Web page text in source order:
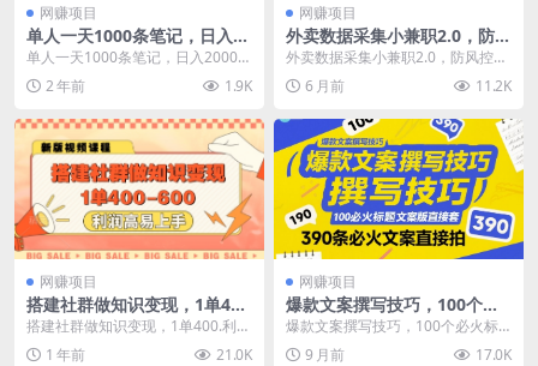
网赚项目
单人一天1000条笔记，日入20
00+，BOSS直聘的正确玩法
【揭秘】
单人一天1000条笔记，日入2000
+，BOSS直聘的正确玩法【揭秘】
做小红书...
2 年前 1.9K
网赚项目
外卖数据采集小兼职2.0，防风
控不违规，单号单日稳定20+
外卖数据采集小兼职2.0，防风控不
违规，单号单日稳定20+ 其实外卖
数据采集的玩...
6 月前 11.2K
网赚项目
搭建社群做知识变现，1单40
0.利润高易上手
搭建社群做知识变现，1单400.利润
高易上手 项目介绍 知识变现项目从
互联网进入...
1 年前 21.0K
网赚项目
爆款文案撰写技巧，100个必
火标题文案模版直接套，390
条必火文案直接拍
爆款文案撰写技巧，100个必火标
题文案模版直接套，390条必火文
案直接拍 小白必...
9 月前 17.0K